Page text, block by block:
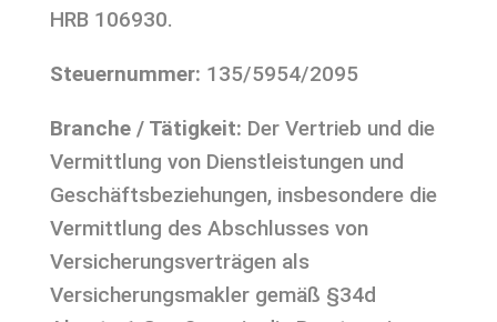
HRB 106930.
Steuernummer: 135/5954/2095
Branche / Tätigkeit: Der Vertrieb und die
Vermittlung von Dienstleistungen und
Geschäftsbeziehungen, insbesondere die
Vermittlung des Abschlusses von
Versicherungsverträgen als
Versicherungsmakler gemäß §34d